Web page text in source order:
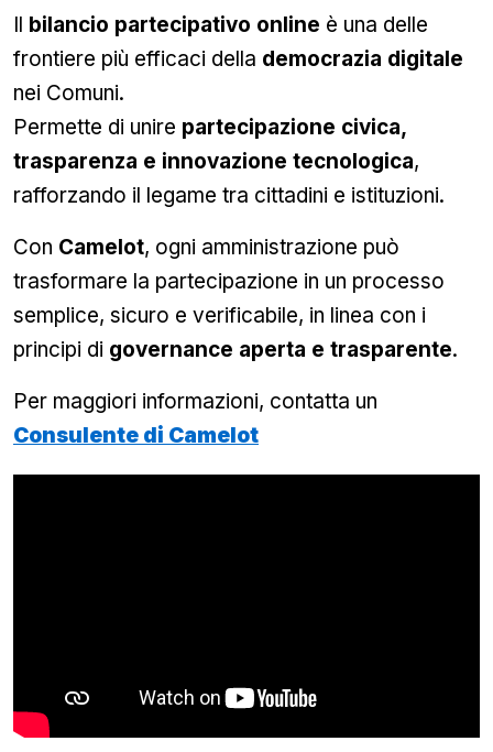
pubblicità e social media, i quali potrebbero
combinarle con altre informazioni che hai fornito loro
o che hanno raccolto dal tuo utilizzo dei loro servizi.
Il bilancio partecipativo online è una delle
frontiere più efficaci della democrazia digitale
nei Comuni.
Permette di unire partecipazione civica,
trasparenza e innovazione tecnologica,
rafforzando il legame tra cittadini e istituzioni.
Con Camelot, ogni amministrazione può
trasformare la partecipazione in un processo
semplice, sicuro e verificabile, in linea con i
principi di governance aperta e trasparente.
Per maggiori informazioni, contatta un
Consulente di Camelot